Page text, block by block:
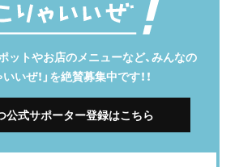
ットやお店のメニューなど、みんなの
いいぜ！」を絶賛募集中です！！
公式サポーター登録はこちら